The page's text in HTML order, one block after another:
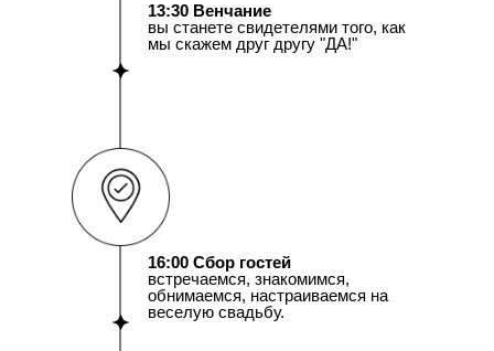
13:30 Венчание
вы станете свидетелями того, как
мы скажем друг другу "ДА!"
16:00 Сбор гостей
встречаемся, знакомимся,
обнимаемся, настраиваемся на
веселую свадьбу.